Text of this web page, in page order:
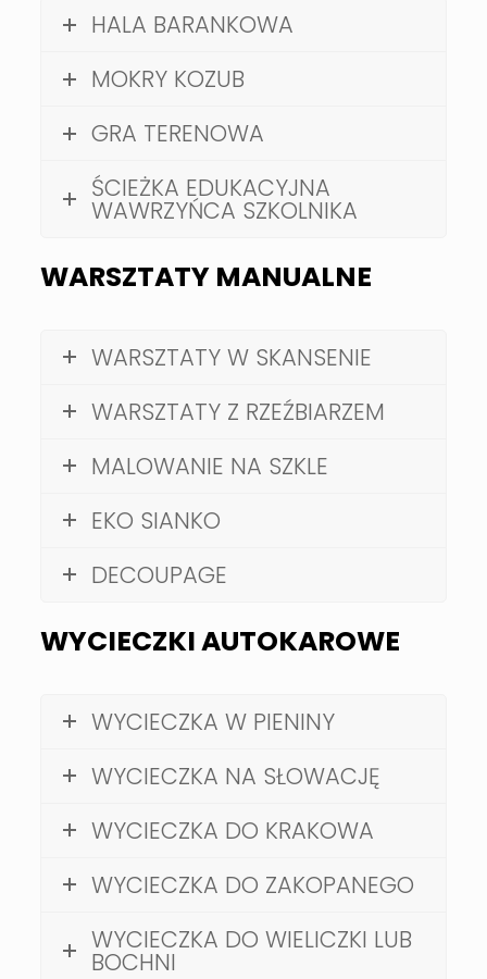
HALA BARANKOWA
MOKRY KOZUB
GRA TERENOWA
ŚCIEŻKA EDUKACYJNA
WAWRZYŃCA SZKOLNIKA
WARSZTATY MANUALNE
WARSZTATY W SKANSENIE
WARSZTATY Z RZEŹBIARZEM
MALOWANIE NA SZKLE
EKO SIANKO
DECOUPAGE
WYCIECZKIAUTOKAROWE
WYCIECZKA W PIENINY
WYCIECZKA NA SŁOWACJĘ
WYCIECZKA DO KRAKOWA
WYCIECZKA DO ZAKOPANEGO
WYCIECZKA DO WIELICZKI LUB
BOCHNI